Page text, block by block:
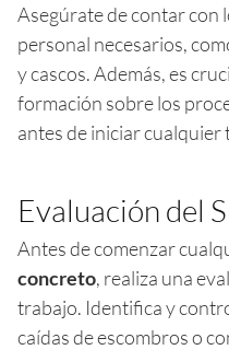
Asegúrate de contar con
personal necesarios,
y cascos. Además, es
formación sobre los
antes de iniciar cualquier
Evaluación del
Antes de comenzar
concreto, realiza una
trabajo. Identifica y
caídas de escombros o